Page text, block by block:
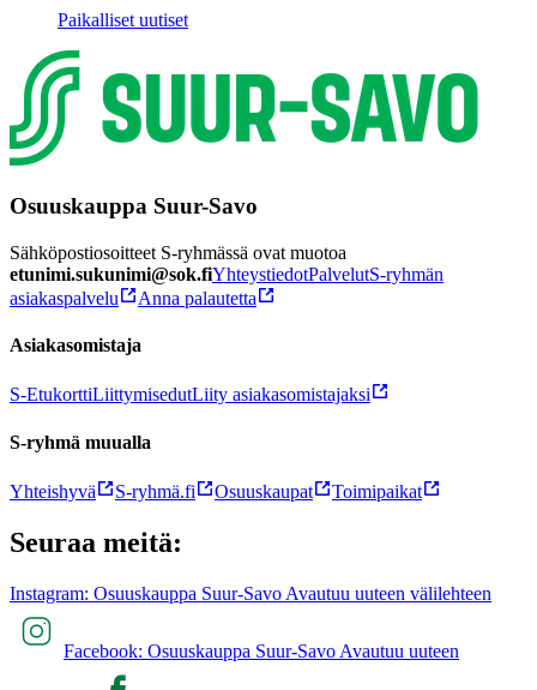
Paikalliset uutiset
Osuuskauppa Suur-Savo
Sähköpostiosoitteet S-ryhmässä ovat muotoa
etunimi.sukunimi@sok.fiYhteystiedotPalvelutS-ryhmän
asiakaspalvelu
Anna palautetta
Asiakasomistaja
S-EtukorttiLiittymisedutLiity asiakasomistajaksi
S-ryhmä muualla
Yhteishyvä S-ryhmä.fi Osuuskaupat Toimipaikat
Seuraa meitä:
Instagram: Osuuskauppa Suur-Savo Avautuu uuteen välilehteen
Facebook: Osuuskauppa Suur-Savo Avautuu uuteen